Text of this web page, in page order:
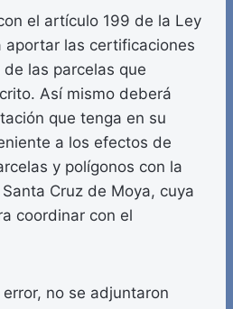
el artículo 199 de la Ley
aportar las certificaciones
las parcelas que
Así mismo deberá
que tenga en su
a los efectos de
y polígonos con la
Cruz de Moya, cuya
coordinar con el
no se adjuntaron